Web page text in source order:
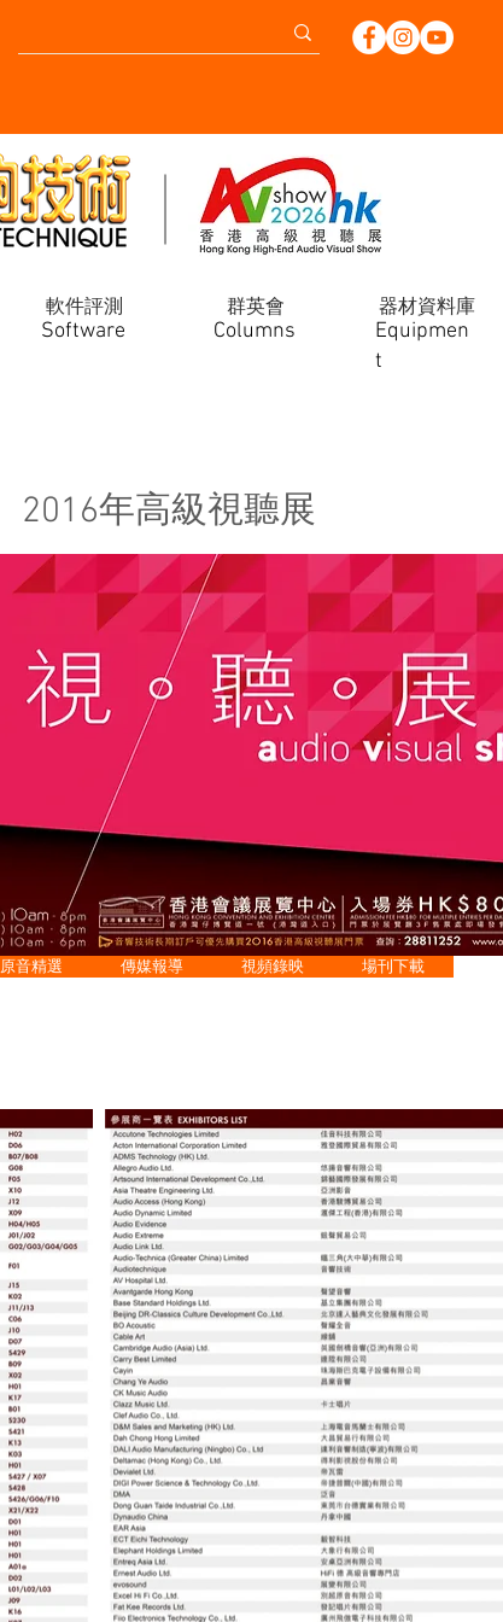
軟件評測 群英會 器材資料庫
Software
Equipmen
t
Columns
2016年高級視聽展
原音精選 傳媒報導 視頻錄映 場刊下載